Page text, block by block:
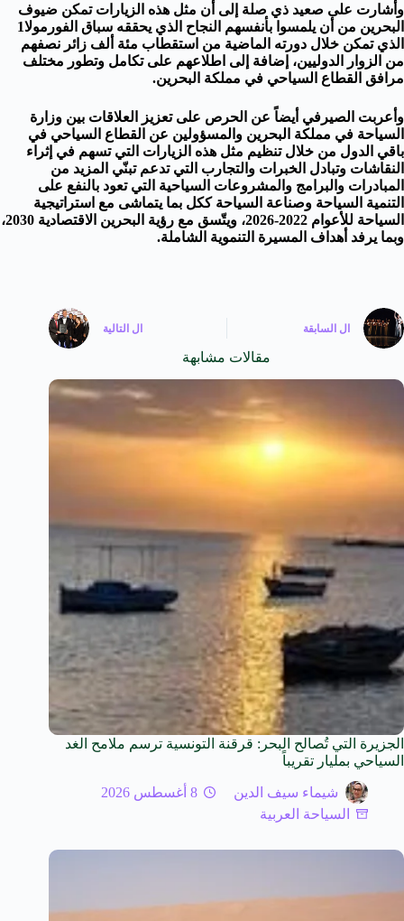
وأشارت على صعيد ذي صلة إلى أن مثل هذه الزيارات تمكن ضيوف
البحرين من أن يلمسوا بأنفسهم النجاح الذي يحققه سباق الفورمولا1
الذي تمكن خلال دورته الماضية من استقطاب مئة ألف زائر نصفهم
من الزوار الدوليين، إضافة إلى اطلاعهم على تكامل وتطور مختلف
مرافق القطاع السياحي في مملكة البحرين.
وأعربت الصيرفي أيضاً عن الحرص على تعزيز العلاقات بين وزارة
السياحة في مملكة البحرين والمسؤولين عن القطاع السياحي في
باقي الدول من خلال تنظيم مثل هذه الزيارات التي تسهم في إثراء
النقاشات وتبادل الخبرات والتجارب التي تدعم تبنّي المزيد من
المبادرات والبرامج والمشروعات السياحية التي تعود بالنفع على
التنمية السياحة وصناعة السياحة ككل بما يتماشى مع استراتيجية
السياحة للأعوام 2022-2026، ويتّسق مع رؤية البحرين الاقتصادية 2030،
وبما يرفد أهداف المسيرة التنموية الشاملة.
ال السابقة ال التالية
مقالات مشابهة
الجزيرة التي تُصالح البحر: قرقنة التونسية ترسم ملامح الغد
السياحي بمليار تقريباً
شيماء سيف الدين
8 أغسطس 2026
السياحة العربية